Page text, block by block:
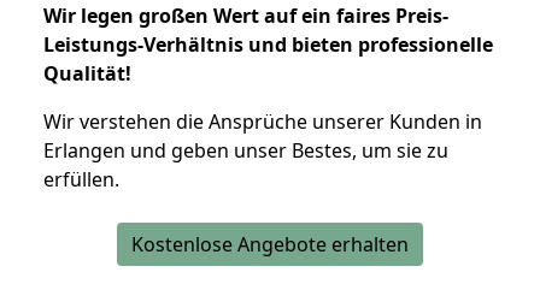
Wir legen großen Wert auf ein faires Preis-
Leistungs-Verhältnis und bieten professionelle
Qualität!
Wir verstehen die Ansprüche unserer Kunden in
Erlangen und geben unser Bestes, um sie zu
erfüllen.
Kostenlose Angebote erhalten